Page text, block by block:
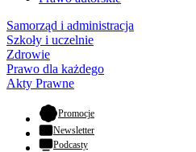
Samorząd i administracja
Szkoły i uczelnie
Zdrowie
Prawo dla każdego
Akty Prawne
Promocje- otwiera się w nowej karcie
Newsletter
Podcasty